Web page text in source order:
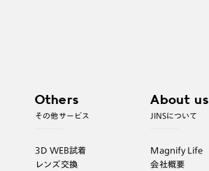
Others
その他サービス
3D WEB試着
レンズ交換
About us
JINSについて
Magnify Life
会社概要